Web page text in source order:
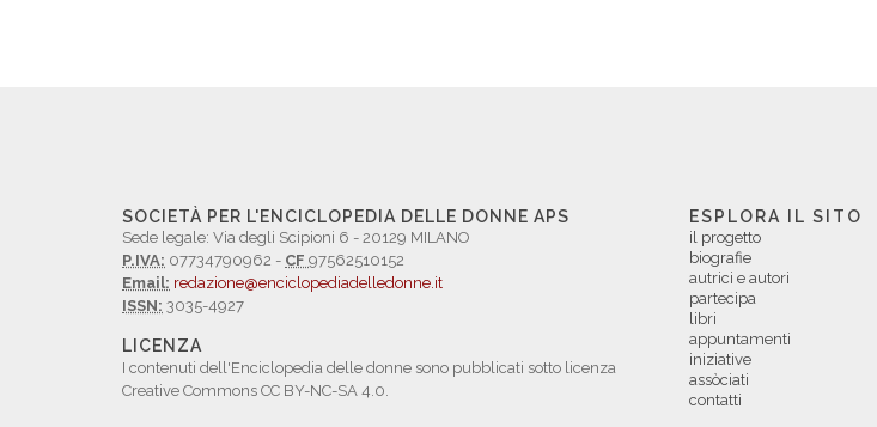
SOCIETÀ PER L'ENCICLOPEDIA DELLE DONNE APS
Sede legale: Via degli Scipioni 6 - 20129 MILANO
P.IVA: 07734790962 - CF 97562510152
Email: redazione@enciclopediadelledonne.it
ISSN: 3035-4927
LICENZA
I contenuti dell'Enciclopedia delle donne sono pubblicati sotto licenza
Creative Commons CC BY-NC-SA 4.0.
ESPLORA IL SITO
il progetto
biografie
autrici e autori
partecipa
libri
appuntamenti
iniziative
assòciati
contatti